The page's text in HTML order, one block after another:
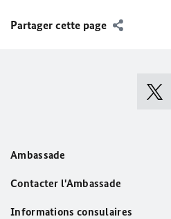
Partager cette page
Ambassade
Contacter l'Ambassade
Informations consulaires